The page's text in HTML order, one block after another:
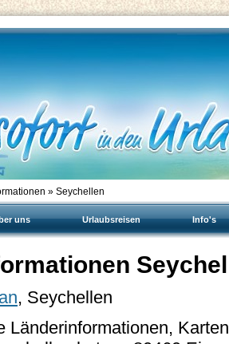
» Seychellen
uns Urlaubsreisen Info's
, Seychellen
Länderinformationen,